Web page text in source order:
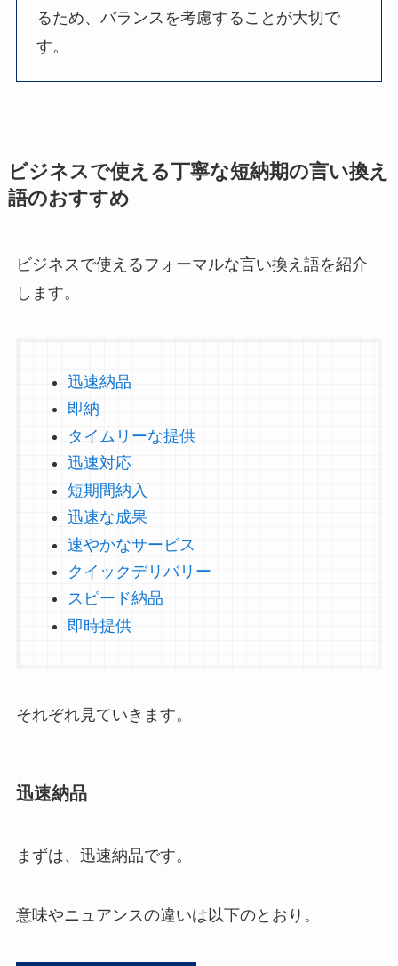
るため、バランスを考慮することが大切で
す。
ビジネスで使える丁寧な短納期の言い換え
語のおすすめ
ビジネスで使えるフォーマルな言い換え語を紹介
します。
迅速納品
即納
タイムリーな提供
迅速対応
短期間納入
迅速な成果
速やかなサービス
クイックデリバリー
スピード納品
即時提供
それぞれ見ていきます。
迅速納品
まずは、迅速納品です。
意味やニュアンスの違いは以下のとおり。